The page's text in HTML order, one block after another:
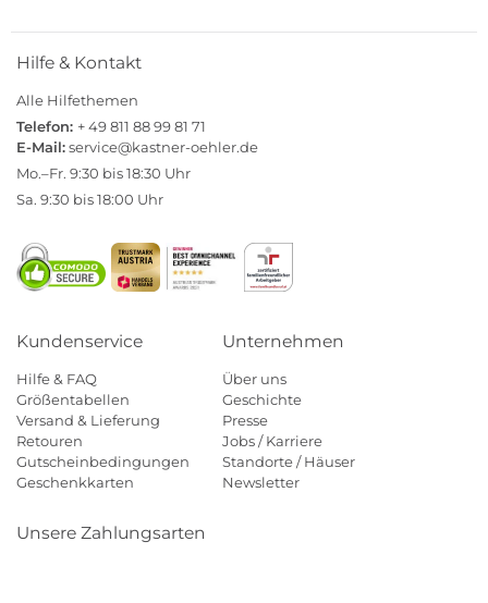
Hilfe & Kontakt
Alle Hilfethemen
Telefon: + 49 811 88 99 81 71
E-Mail:service@kastner-oehler.de
Mo.–Fr. 9:30 bis 18:30 Uhr
Sa. 9:30 bis 18:00 Uhr
Kundenservice
Hilfe & FAQ
Größentabellen
Versand & Lieferung
Retouren
Gutscheinbedingungen
Geschenkkarten
Unternehmen
Über uns
Geschichte
Presse
Jobs / Karriere
Standorte / Häuser
Newsletter
Unsere Zahlungsarten